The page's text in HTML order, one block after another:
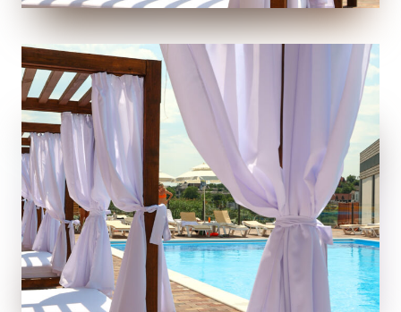
насолоджуватись водними процедурами за будь-якої
погоди.
А після плавання ви завжди можете відпочити в
затишній лаунж-зоні, де на вас чекає спокій і комфорт.
Легкий бриз, тепле сонце і м’які шезлонги створять
атмосферу безтурботності.
Якщо ви шукаєте ідеальний спосіб відновити сили,
відпочинок в Білій Церкві з басейном стане чудовим
вибором. Ароматні напої, легкі закуски й приємна
музика зроблять ваш день ще більш незабутнім. Тут
кожен знайде свій варіант, щоби розслабитися і